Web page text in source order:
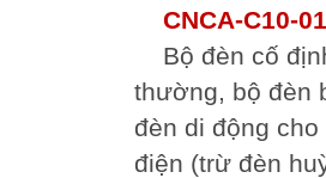
CNCA-C10-
Bộ đèn cố
thường, bộ đèn
đèn di động
điện (trừ đèn